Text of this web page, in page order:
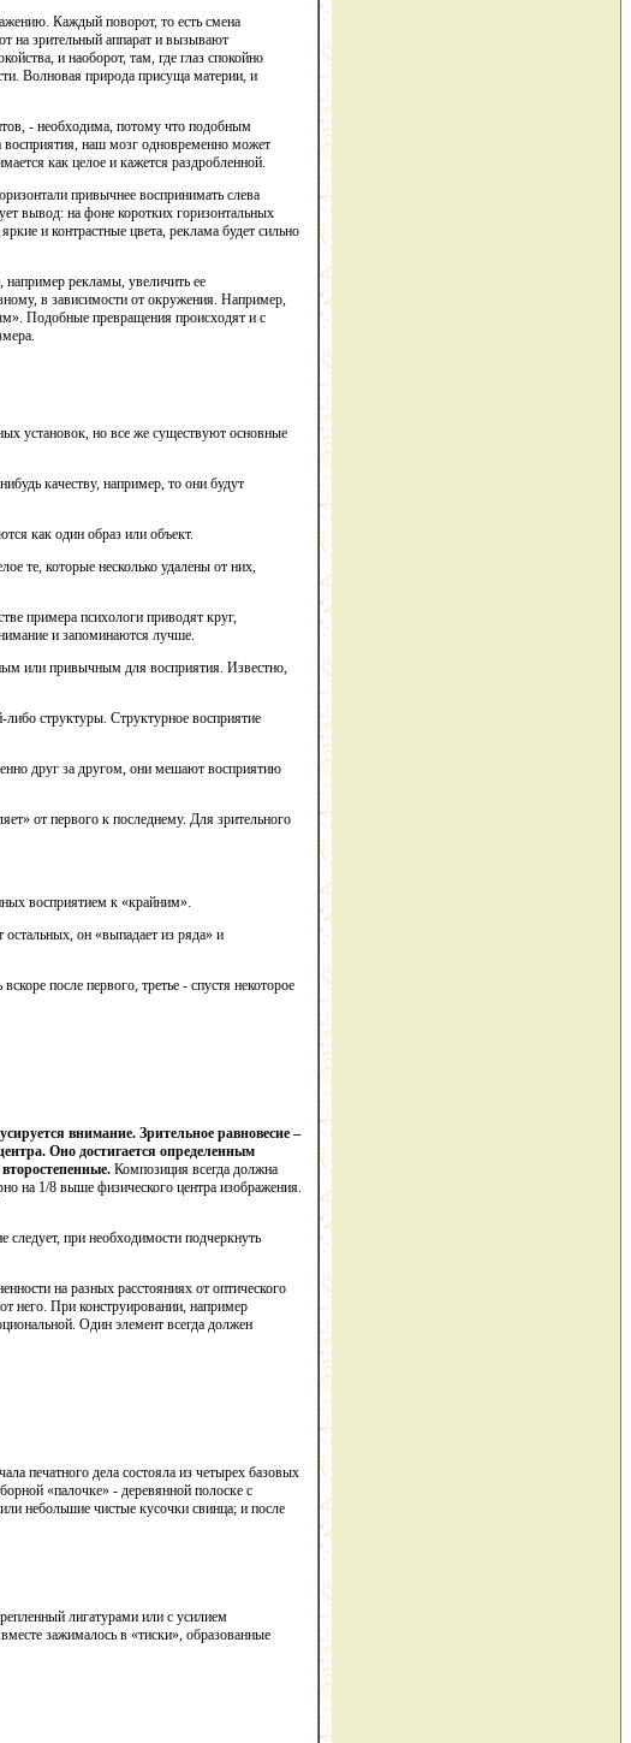
Каждый поворот, то есть смена
на зрительный аппарат и вызывают
и наоборот, там, где глаз спокойно
Волновая природа присуща материи, и
- необходима, потому что подобным
восприятия, наш мозг одновременно может
как целое и кажется раздробленной.
привычнее воспринимать слева
вывод: на фоне коротких горизонтальных
и контрастные цвета, реклама будет сильно
например рекламы, увеличить ее
в зависимости от окружения. Например,
Подобные превращения происходят и с
установок, но все же существуют основные
качеству, например, то они будут
как один образ или объект.
те, которые несколько удалены от них,
примера психологи приводят круг,
и запоминаются лучше.
или привычным для восприятия. Известно,
либо структуры. Структурное восприятие
друг за другом, они мешают восприятию
от первого к последнему. Для зрительного
восприятием к «крайним».
он «выпадает из ряда» и
после первого, третье - спустя некоторое
внимание. Зрительное равновесие –
Оно достигается определенным
Композиция всегда должна
на 1/8 выше физического центра изображения.
следует, при необходимости подчеркнуть
на разных расстояниях от оптического
него. При конструировании, например
Один элемент всегда должен
печатного дела состояла из четырех базовых
«палочке» - деревянной полоске с
небольшие чистые кусочки свинца; и после
лигатурами или с усилием
зажималось в «тиски», образованные